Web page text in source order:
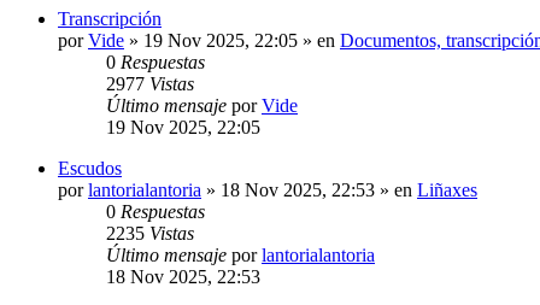
Transcripción
porVide » 19 Nov 2025, 22:05 » en Documentos,
0 Respuestas
2977 Vistas
Último mensaje porVide
19 Nov 2025, 22:05
Escudos
porlantorialantoria » 18 Nov 2025, 22:53 » en Liñaxes
0 Respuestas
2235 Vistas
Último mensaje porlantorialantoria
18 Nov 2025, 22:53